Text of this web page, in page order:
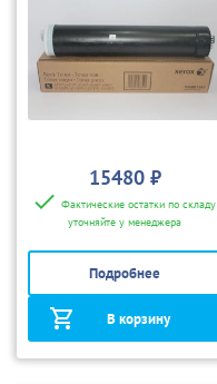
15480 ₽
Фактические остатки по складу
уточняйте у менеджера
Подробнее
В корзину